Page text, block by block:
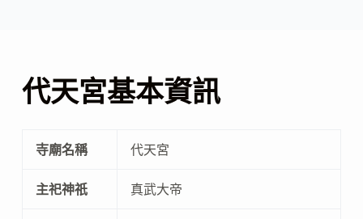
代天宮基本資訊
寺廟名稱 代天宮
主祀神祇 真武大帝